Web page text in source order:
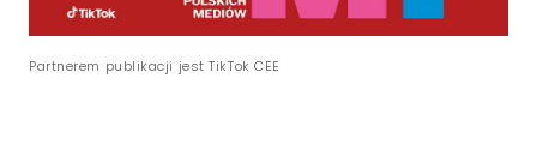
Partnerem publikacji jest TikTok CEE